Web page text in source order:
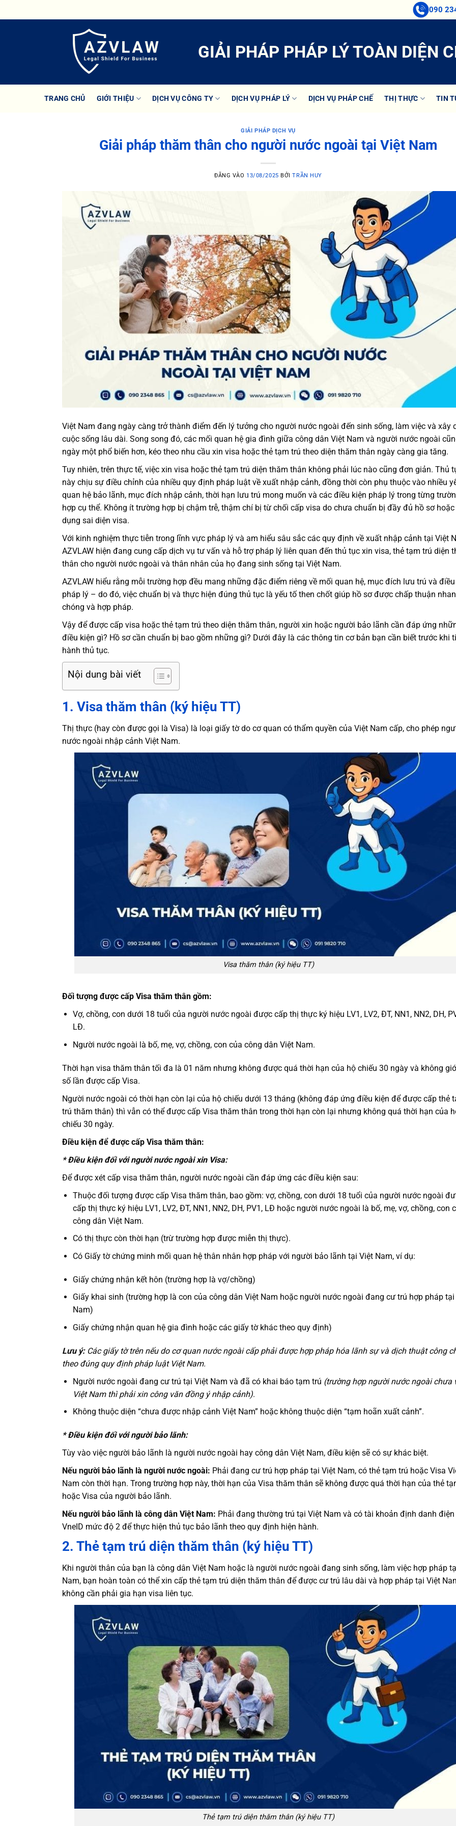
qua
090
GIẢI PHÁP PHÁP LÝ TOÀN DIỆN
TRANG CHỦ GIỚI THIỆU DỊCH VỤ CÔNG TY DỊCH VỤ PHÁP LÝ DỊCH VỤ PHÁP CHẾ THỊ THỰC TIN
GIẢI PHÁP DỊCH VỤ
Giải pháp thăm thân cho người nước ngoài tại Việt Nam
ĐĂNG VÀO 13/08/2025 BỞITRẦN HUY
Việt Nam đang ngày càng trở thành điểm đến lý tưởng cho người nước ngoài đến sinh sống, làm việc và xây
cuộc sống lâu dài. Song song đó, các mối quan hệ gia đình giữa công dân Việt Nam và người nước ngoài
ngày một phổ biến hơn, kéo theo nhu cầu xin visa hoặc thẻ tạm trú theo diện thăm thân ngày càng gia tăng.
Tuy nhiên, trên thực tế, việc xin visa hoặc thẻ tạm trú diện thăm thân không phải lúc nào cũng đơn giản. Thủ
này chịu sự điều chỉnh của nhiều quy định pháp luật về xuất nhập cảnh, đồng thời còn phụ thuộc vào nhiều
quan hệ bảo lãnh, mục đích nhập cảnh, thời hạn lưu trú mong muốn và các điều kiện pháp lý trong từng
hợp cụ thể. Không ít trường hợp bị chậm trễ, thậm chí bị từ chối cấp visa do chưa chuẩn bị đầy đủ hồ sơ
dụng sai diện visa.
Với kinh nghiệm thực tiễn trong lĩnh vực pháp lý và am hiểu sâu sắc các quy định về xuất nhập cảnh tại Việt
AZVLAW hiện đang cung cấp dịch vụ tư vấn và hỗ trợ pháp lý liên quan đến thủ tục xin visa, thẻ tạm trú diện
thân cho người nước ngoài và thân nhân của họ đang sinh sống tại Việt Nam.
AZVLAW hiểu rằng mỗi trường hợp đều mang những đặc điểm riêng về mối quan hệ, mục đích lưu trú và
pháp lý – do đó, việc chuẩn bị và thực hiện đúng thủ tục là yếu tố then chốt giúp hồ sơ được chấp thuận
chóng và hợp pháp.
Vậy để được cấp visa hoặc thẻ tạm trú theo diện thăm thân, người xin hoặc người bảo lãnh cần đáp ứng
điều kiện gì? Hồ sơ cần chuẩn bị bao gồm những gì? Dưới đây là các thông tin cơ bản bạn cần biết trước khi
hành thủ tục.
Nội dung bài viết
1. Visa thăm thân (ký hiệu TT)
Thị thực (hay còn được gọi là Visa) là loại giấy tờ do cơ quan có thẩm quyền của Việt Nam cấp, cho phép
nước ngoài nhập cảnh Việt Nam.
Visa thăm thân (ký hiệu TT)
Đối tượng được cấp Visa thăm thân gồm:
Vợ, chồng, con dưới 18 tuổi của người nước ngoài được cấp thị thực ký hiệu LV1, LV2, ĐT, NN1, NN2, DH,
LĐ.
Người nước ngoài là bố, mẹ, vợ, chồng, con của công dân Việt Nam.
Thời hạn visa thăm thân tối đa là 01 năm nhưng không được quá thời hạn của hộ chiếu 30 ngày và không
số lần được cấp Visa.
Người nước ngoài có thời hạn còn lại của hộ chiếu dưới 13 tháng (không đáp ứng điều kiện để được cấp thẻ
trú thăm thân) thì vẫn có thể được cấp Visa thăm thân trong thời hạn còn lại nhưng không quá thời hạn của
chiếu 30 ngày.
Điều kiện để được cấp Visa thăm thân:
* Điều kiện đối với người nước ngoài xin Visa:
Để được xét cấp visa thăm thân, người nước ngoài cần đáp ứng các điều kiện sau:
Thuộc đối tượng được cấp Visa thăm thân, bao gồm: vợ, chồng, con dưới 18 tuổi của người nước ngoài
cấp thị thực ký hiệu LV1, LV2, ĐT, NN1, NN2, DH, PV1, LĐ hoặc người nước ngoài là bố, mẹ, vợ, chồng, con
công dân Việt Nam.
Có thị thực còn thời hạn (trừ trường hợp được miễn thị thực).
Có Giấy tờ chứng minh mối quan hệ thân nhân hợp pháp với người bảo lãnh tại Việt Nam, ví dụ:
Giấy chứng nhận kết hôn (trường hợp là vợ/chồng)
Giấy khai sinh (trường hợp là con của công dân Việt Nam hoặc người nước ngoài đang cư trú hợp pháp tại
Nam)
Giấy chứng nhận quan hệ gia đình hoặc các giấy tờ khác theo quy định)
Lưu ý:Các giấy tờ trên nếu do cơ quan nước ngoài cấp phải được hợp pháp hóa lãnh sự và dịch thuật công
theo đúng quy định pháp luật Việt Nam.
Người nước ngoài đang cư trú tại Việt Nam và đã có khai báo tạm trú (trường hợp người nước ngoài chưa
Việt Nam thì phải xin công văn đồng ý nhập cảnh).
Không thuộc diện “chưa được nhập cảnh Việt Nam” hoặc không thuộc diện “tạm hoãn xuất cảnh”.
* Điều kiện đối với người bảo lãnh:
Tùy vào việc người bảo lãnh là người nước ngoài hay công dân Việt Nam, điều kiện sẽ có sự khác biệt.
Nếu người bảo lãnh là người nước ngoài: Phải đang cư trú hợp pháp tại Việt Nam, có thẻ tạm trú hoặc Visa
Nam còn thời hạn. Trong trường hợp này, thời hạn của Visa thăm thân sẽ không được quá thời hạn của thẻ
hoặc Visa của người bảo lãnh.
Nếu người bảo lãnh là công dân Việt Nam: Phải đang thường trú tại Việt Nam và có tài khoản định danh
VneID mức độ 2 để thực hiện thủ tục bảo lãnh theo quy định hiện hành.
2. Thẻ tạm trú diện thăm thân (ký hiệu TT)
Khi người thân của bạn là công dân Việt Nam hoặc là người nước ngoài đang sinh sống, làm việc hợp pháp
Nam, bạn hoàn toàn có thể xin cấp thẻ tạm trú diện thăm thân để được cư trú lâu dài và hợp pháp tại Việt
không cần phải gia hạn visa liên tục.
Thẻ tạm trú diện thăm thân (ký hiệu TT)